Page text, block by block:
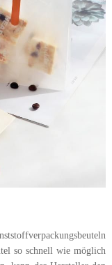
so schnell wie möglich